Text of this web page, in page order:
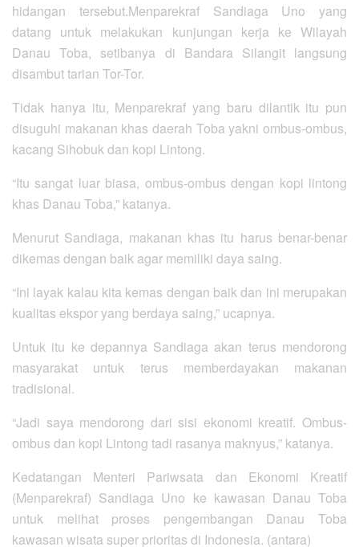
hidangan tersebut.Menparekraf Sandiaga Uno yang
datang untuk melakukan kunjungan kerja ke Wilayah
Danau Toba, setibanya di Bandara Silangit langsung
disambut tarian Tor-Tor.
Tidak hanya itu, Menparekraf yang baru dilantik itu pun
disuguhi makanan khas daerah Toba yakni ombus-ombus,
kacang Sihobuk dan kopi Lintong.
“Itu sangat luar biasa, ombus-ombus dengan kopi lintong
khas Danau Toba,” katanya.
Menurut Sandiaga, makanan khas itu harus benar-benar
dikemas dengan baik agar memiliki daya saing.
“Ini layak kalau kita kemas dengan baik dan ini merupakan
kualitas ekspor yang berdaya saing,” ucapnya.
Untuk itu ke depannya Sandiaga akan terus mendorong
masyarakat untuk terus memberdayakan makanan
tradisional.
“Jadi saya mendorong dari sisi ekonomi kreatif. Ombus-
ombus dan kopi Lintong tadi rasanya maknyus,” katanya.
Kedatangan Menteri Pariwsata dan Ekonomi Kreatif
(Menparekraf) Sandiaga Uno ke kawasan Danau Toba
untuk melihat proses pengembangan Danau Toba
kawasan wisata super prioritas di Indonesia. (antara)